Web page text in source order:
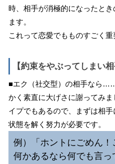
時、相手が消極的になったと
ます。
これって恋愛でもものすごく重
【約束をやぶってしまい
■エク（社交型）の相手なら
かく素直に大げさに謝ってみ
イプでもあるので、まずは相
状態を解く努力が必要です。
例）「ホントにごめん！
何かあるなら何でも言